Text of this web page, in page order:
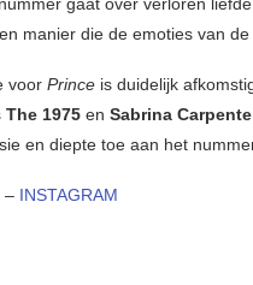
gaat over verloren
manier die de emoties van
voor Prince is duidelijk
The 1975 en Sabrina
en diepte toe aan het
– INSTAGRAM